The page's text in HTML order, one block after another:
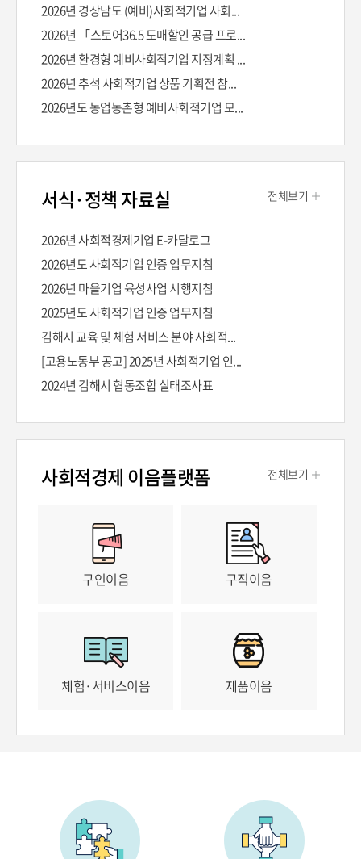
2026년 경상남도 (예비)사회적기업 사회...
2026년 「스토어36.5 도매할인 공급 프로...
2026년 환경형 예비사회적기업 지정계획 ...
2026년 추석 사회적기업 상품 기획전 참...
2026년도 농업농촌형 예비사회적기업 모...
서식·정책 자료실
2026년 사회적경제기업 E-카달로그
2026년도 사회적기업 인증 업무지침
2026년 마을기업 육성사업 시행지침
2025년도 사회적기업 인증 업무지침
김해시 교육 및 체험 서비스 분야 사회적...
[고용노동부 공고] 2025년 사회적기업 인...
2024년 김해시 협동조합 실태조사표
전체보기
사회적경제 이음플랫폼
구인이음 구직이음
체험·서비스이음 제품이음
전체보기